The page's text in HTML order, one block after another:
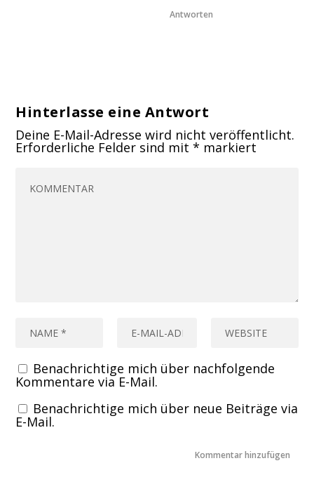
Antworten
Hinterlasse eine Antwort
Deine E-Mail-Adresse wird nicht veröffentlicht.
Erforderliche Felder sind mit* markiert
Benachrichtige mich über nachfolgende
Kommentare via E-Mail.
Benachrichtige mich über neue Beiträge via
E-Mail.